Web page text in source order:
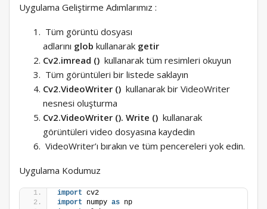
Uygulama Geliştirme Adımlarımız :
Tüm görüntü dosyası
adlarını glob kullanarak getir
Cv2.imread () kullanarak tüm resimleri okuyun
Tüm görüntüleri bir listede saklayın
Cv2.VideoWriter () kullanarak bir VideoWriter
nesnesi oluşturma
Cv2.VideoWriter (). Write () kullanarak
görüntüleri video dosyasına kaydedin
VideoWriter’ı bırakın ve tüm pencereleri yok edin.
Uygulama Kodumuz
import cv2
import numpy as np